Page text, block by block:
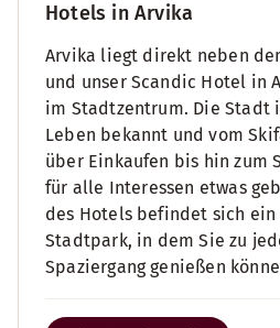
Hotels in Arvika
Arvika liegt direkt neben
und unser Scandic Hotel in
im Stadtzentrum. Die
Leben bekannt und vom
über Einkaufen bis hin zum
für alle Interessen etwas
des Hotels befindet sich ein
Stadtpark, in dem Sie zu
Spaziergang genießen